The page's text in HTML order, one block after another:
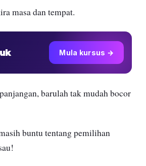
masa dan tempat.
Mula kursus →
barulah tak mudah bocor
buntu tentang pemilihan